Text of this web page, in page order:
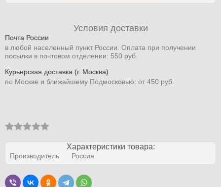
Условия доставки
Почта России
в любой населенный пункт России. Оплата при получении
посылки в почтовом отделении: 550 руб.
Курьерская доставка (г. Москва)
по Москве и ближайшему Подмосковью: от 450 руб.
Характеристики товара:
Производитель Россия